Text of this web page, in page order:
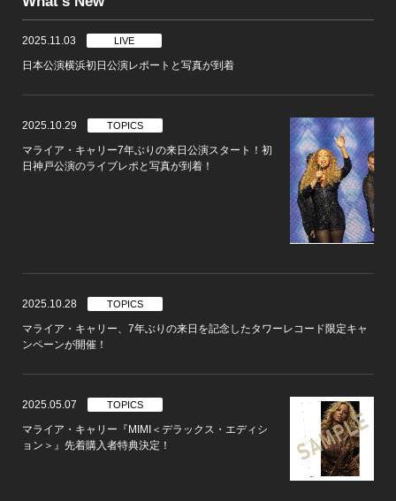
2025.11.03 LIVE
日本公演横浜初日公演レポートと写真が到着
2025.10.29 TOPICS
マライア・キャリー7年ぶりの来日公演スタート！初
日神戸公演のライブレポと写真が到着！
2025.10.28 TOPICS
マライア・キャリー、7年ぶりの来日を記念したタワーレコード限定キャ
ンペーンが開催！
2025.05.07 TOPICS
マライア・キャリー『MIMI＜デラックス・エディシ
ョン＞』先着購入者特典決定！